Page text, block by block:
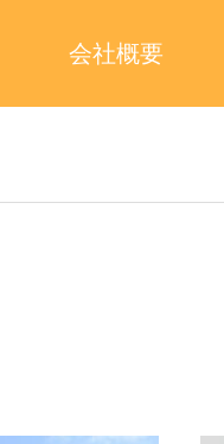
会社概要